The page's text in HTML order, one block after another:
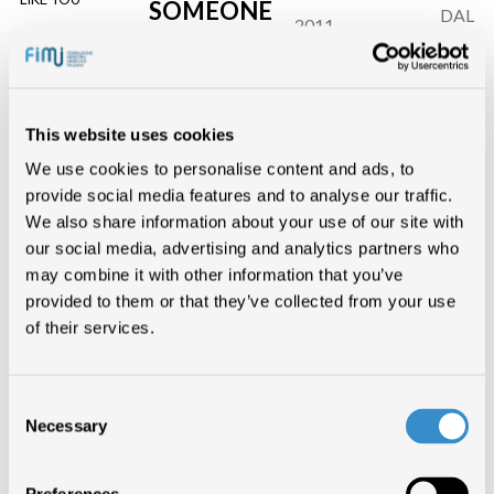
This website uses cookies
We use cookies to personalise content and ads, to
provide social media features and to analyse our traffic.
We also share information about your use of our site with
our social media, advertising and analytics partners who
may combine it with other information that you’ve
provided to them or that they’ve collected from your use
of their services.
Selection
Necessary
SOMEONE
2011
DAL
WAKA
WAKA
2010
AL
DOMANI
DAL